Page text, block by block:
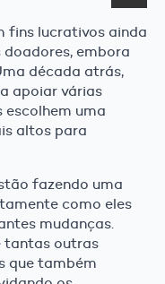
fins lucrativos ainda
embora
década atrás,
apoiar várias
escolhem uma
altos para
fazendo uma
como eles
mudanças.
tantas outras
que também